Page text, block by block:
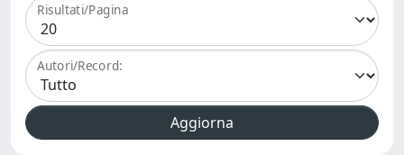
Risultati/Pagina
Autori/Record: